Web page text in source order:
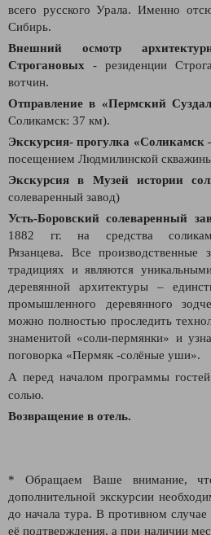
всего русского Урала. Именно
Сибирь.
Внешний осмотр
Строгановых - резиденции
вотчин.
Отправление в «Пермский
Соликамск: 37 км).
Экскурсия- прогулка «Соликамск
посещением Людмилинской
Экскурсия в Музей истории
солеваренный завод)
Усть-Боровский солеваренный
1882 гг. на средства
Рязанцева. Все производственные
традициях и являются
деревянной архитектуры –
промышленного деревянного
можно полностью проследить
знаменитой «соли-пермянки» и
поговорка «Пермяк -солёные уши».
А перед началом программы
солью.
Возвращение в отель.
* Обращаем Ваше внимание,
дополнительной экскурсии
до начала тура. В противном
её подтверждения, а при наличии